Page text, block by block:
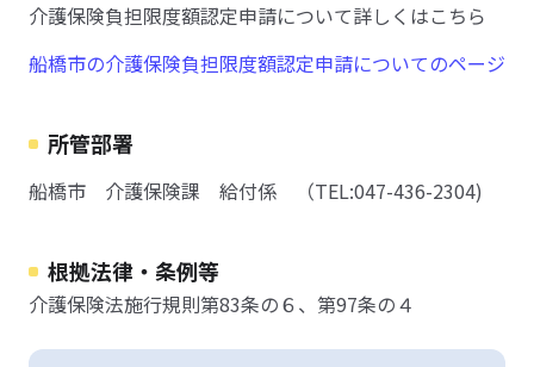
介護保険負担限度額認定申請について詳しくはこちら
船橋市の介護保険負担限度額認定申請についてのページ
所管部署
船橋市 介護保険課 給付係 （TEL:047-436-2304)
根拠法律・条例等
介護保険法施行規則第83条の６、第97条の４